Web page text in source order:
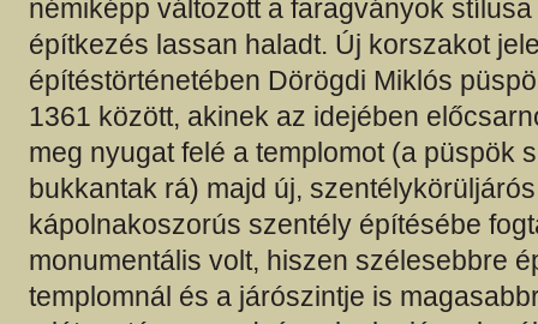
némiképp változott a faragványok
építkezés lassan haladt. Új korszakot
építéstörténetében Dörögdi Miklós
1361 között, akinek az idejében
meg nyugat felé a templomot (a püspök
bukkantak rá) majd új,
kápolnakoszorús szentély építésébe
monumentális volt, hiszen szélesebbre
templomnál és a járószintje is